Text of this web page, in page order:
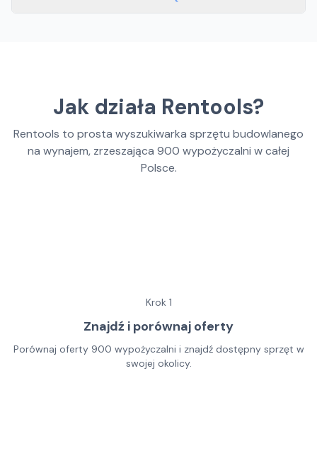
Jak działa Rentools?
Rentools to prosta wyszukiwarka sprzętu budowlanego
na wynajem, zrzeszająca 900 wypożyczalni w całej
Polsce.
Krok 1
Znajdź i porównaj oferty
Porównaj oferty 900 wypożyczalni i znajdź dostępny sprzęt w
swojej okolicy.